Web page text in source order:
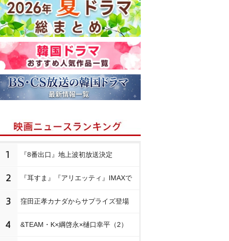
1 『8番出口』地上波初放送決定
2 『耳すま』『アリエッティ』IMAXで
3 窪田正孝カナダからサプライズ登場
4 &TEAM・K×綱啓永×樋口幸平（2）